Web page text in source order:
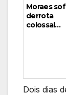
Moraes
derrota
colossal…
Dois dias